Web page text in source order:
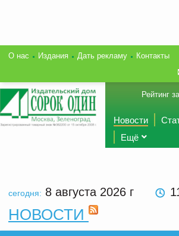
О нас Издания Дать рекламу
Контакты
Рейтинг
Новости
Ещё
сегодня: 8 августа 2026 г
НОВОСТИ